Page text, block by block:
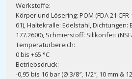
Werkstoffe:
Körper und Lösering: POM (FDA 21 CFR
61), Haltekralle: Edelstahl, Dichtungen:
177.2600), Schmierstoff: Silikonfett
Temperaturbereich:
0 bis +65 °C
Betriebsdruck:
-0,95 bis 16 bar (Ø 3/8″, 1/2″, 10 mm &